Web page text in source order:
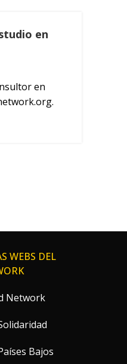
en
en
.
WEBS DEL
Network
Bajos